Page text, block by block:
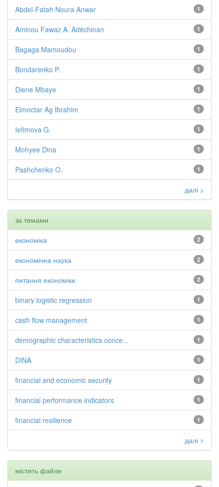
1
Abdel-Fatah Noura Anwar
1
Aminou Fawaz A. Adéchinan
1
Bagaga Mamoudou
1
Bondarenko P.
1
Diene Mbaye
1
Elmoctar Ag Ibrahim
1
Iefimova G.
1
Mohyee Dina
1
Pashchenko O.
далі >
за темами
2
економіка
2
економічна наука
2
питання економіки
1
binary logistic regression
1
cash flow management
1
demographic characteristics conce...
1
DINA
1
financial and economic security
1
financial performance indicators
1
financial resilience
далі >
містить файли